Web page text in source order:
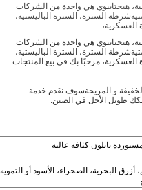
هي واحدة من الشركات
السترة الباليستية،
هي واحدة من الشركات
السترة الباليستية،
بك في بيع المنتجات
نقدم خدمة
في الصين.
الصحراء، الأسود أو التمويه الرقمي،